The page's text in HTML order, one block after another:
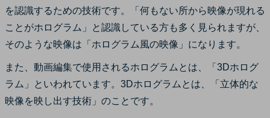
を認識するための技術です。「何もない所から映像が現れる
ことがホログラム」と認識している方も多く見られますが、
そのような映像は「ホログラム風の映像」になります。
また、動画編集で使用されるホログラムとは、「3Dホログ
ラム」といわれています。3Dホログラムとは、「立体的な
映像を映し出す技術」のことです。